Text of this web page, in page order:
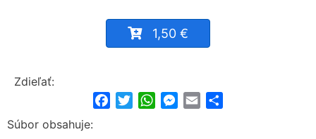
1,50 €
Zdieľať:
FacebookTwitterWhatsApp
Messenger
Email
Súbor obsahuje: